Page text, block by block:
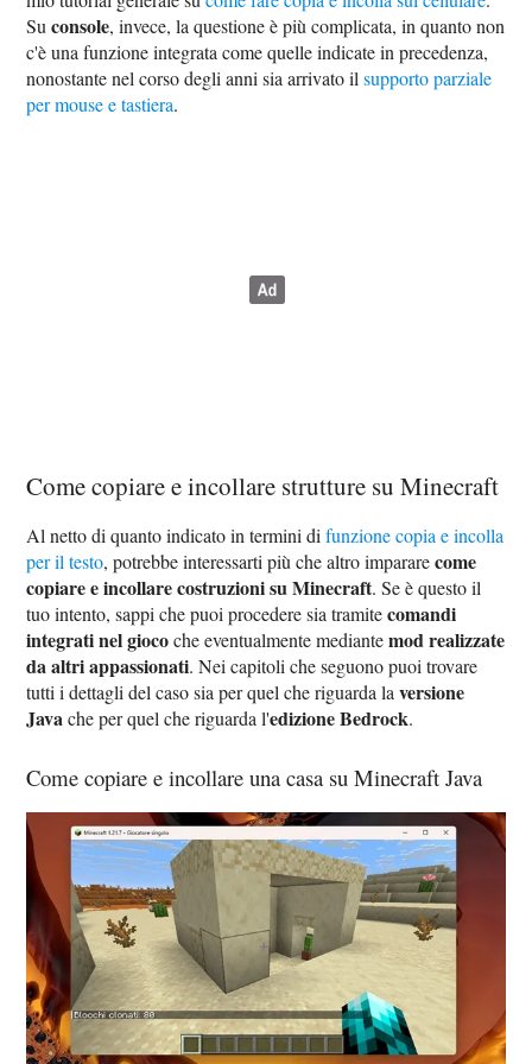
Suconsole, invece, la questione è più complicata, in quanto non
c'è una funzione integrata come quelle indicate in precedenza,
nonostante nel corso degli anni sia arrivato ilsupporto parziale
per mouse e tastiera.
Come copiare e incollare strutture su Minecraft
Al netto di quanto indicato in termini difunzione copia e incolla
per il testo, potrebbe interessarti più che altro impararecome
copiare e incollare costruzioni su Minecraft. Se è questo il
tuo intento, sappi che puoi procedere sia tramitecomandi
integrati nel giocoche eventualmente mediantemod realizzate
da altri appassionati. Nei capitoli che seguono puoi trovare
tutti i dettagli del caso sia per quel che riguarda laversione
Javache per quel che riguarda l'edizione Bedrock.
Come copiare e incollare una casa su Minecraft Java